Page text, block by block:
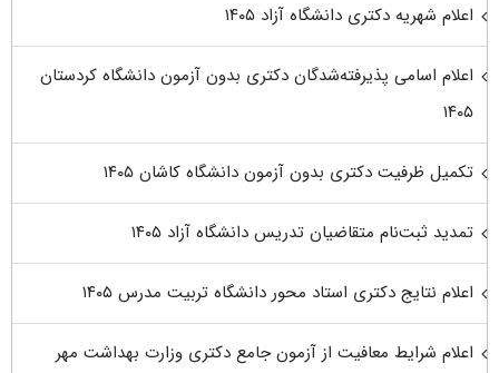
اعلام شهریه دکتری دانشگاه آزاد ۱۴۰۵
اعلام اسامی پذیرفته‌شدگان دکتری بدون آزمون دانشگاه کردستان
۱۴۰۵
تکمیل ظرفیت دکتری بدون آزمون دانشگاه کاشان ۱۴۰۵
تمدید ثبت‌نام متقاضیان تدریس دانشگاه آزاد ۱۴۰۵
اعلام نتایج دکتری استاد محور دانشگاه تربیت مدرس ۱۴۰۵
اعلام شرایط معافیت از آزمون جامع دکتری وزارت بهداشت مهر